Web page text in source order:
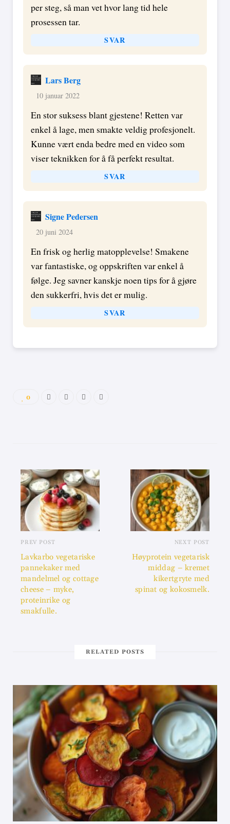
per steg, så man vet hvor lang tid hele
prosessen tar.
SVAR
Lars Berg
10 januar 2022
En stor suksess blant gjestene! Retten var
enkel å lage, men smakte veldig profesjonelt.
Kunne vært enda bedre med en video som
viser teknikken for å få perfekt resultat.
SVAR
Signe Pedersen
20 juni 2024
En frisk og herlig matopplevelse! Smakene
var fantastiske, og oppskriften var enkel å
følge. Jeg savner kanskje noen tips for å gjøre
den sukkerfri, hvis det er mulig.
SVAR
0
PREV POST
Lavkarbo vegetariske
pannekaker med
mandelmel og cottage
cheese – myke,
proteinrike og
smakfulle.
NEXT POST
Høyprotein vegetarisk
middag – kremet
kikertgryte med
spinat og kokosmelk.
RELATED POSTS